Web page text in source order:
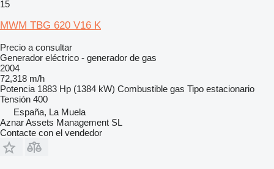
15
MWM TBG 620 V16 K
Precio a consultar
Generador eléctrico - generador de gas
2004
72,318 m/h
Potencia 1883 Hp (1384 kW) Combustible gas Tipo estacionario
Tensión 400
España, La Muela
Aznar Assets Management SL
Contacte con el vendedor